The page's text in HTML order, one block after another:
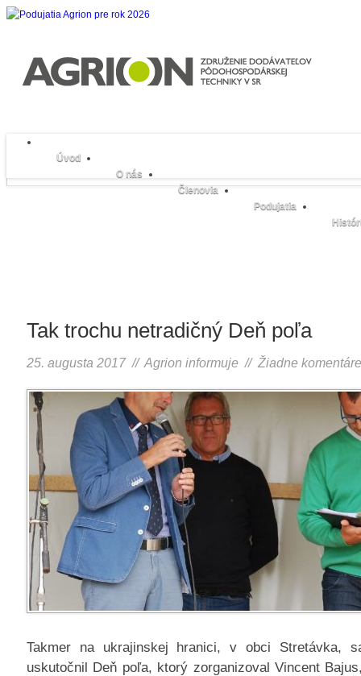
Úvod
O nás
Členovia
Podujatia
Tak trochu netradičný Deň poľa
25. augusta 2017 // Agrion informuje // Žiadne komentáre
Takmer na ukrajinskej hranici, v obci Stretávka,
uskutočnil Deň poľa, ktorý zorganizoval Vincent